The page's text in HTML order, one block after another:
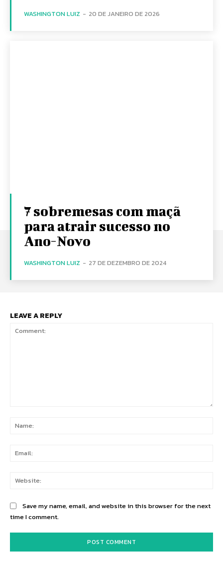
WASHINGTON LUIZ - 20 DE JANEIRO DE 2026
7 sobremesas com maçã
para atrair sucesso no
Ano-Novo
WASHINGTON LUIZ - 27 DE DEZEMBRO DE 2024
LEAVE A REPLY
Save my name, email, and website in this browser for the next
time I comment.